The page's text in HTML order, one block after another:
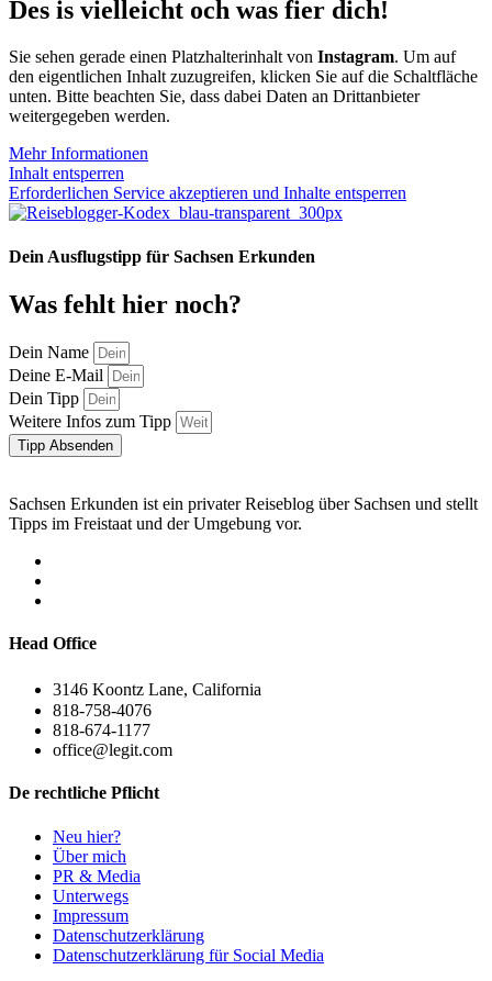
Des is vielleicht och was fier dich!
Sie sehen gerade einen Platzhalterinhalt von Instagram. Um auf
den eigentlichen Inhalt zuzugreifen, klicken Sie auf die Schaltfläche
unten. Bitte beachten Sie, dass dabei Daten an Drittanbieter
weitergegeben werden.
Mehr Informationen
Inhalt entsperren
Erforderlichen Service akzeptieren und Inhalte entsperren
Dein Ausflugstipp für Sachsen Erkunden
Was fehlt hier noch?
Dein Name
Deine E-Mail
Dein Tipp
Weitere Infos zum Tipp
Tipp Absenden
Sachsen Erkunden ist ein privater Reiseblog über Sachsen und stellt
Tipps im Freistaat und der Umgebung vor.
Head Office
3146 Koontz Lane, California
818-758-4076
818-674-1177
office@legit.com
De rechtliche Pflicht
Neu hier?
Über mich
PR & Media
Unterwegs
Impressum
Datenschutzerklärung
Datenschutzerklärung für Social Media